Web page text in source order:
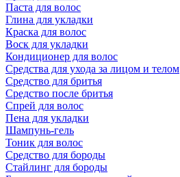
Паста для волос
Глина для укладки
Краска для волос
Воск для укладки
Кондиционер для волос
Средства для ухода за лицом и телом
Средство для бритья
Средство после бритья
Спрей для волос
Пена для укладки
Шампунь-гель
Тоник для волос
Средство для бороды
Стайлинг для бороды